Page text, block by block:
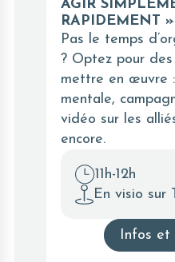
AGIR
RAPIDEMENT »
Pas le temps
? Optez pour
mettre en œuvre
mentale,
vidéo sur les
encore.
11h-12h
En visio sur
Infos et